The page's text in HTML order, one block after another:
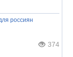
россиян
374